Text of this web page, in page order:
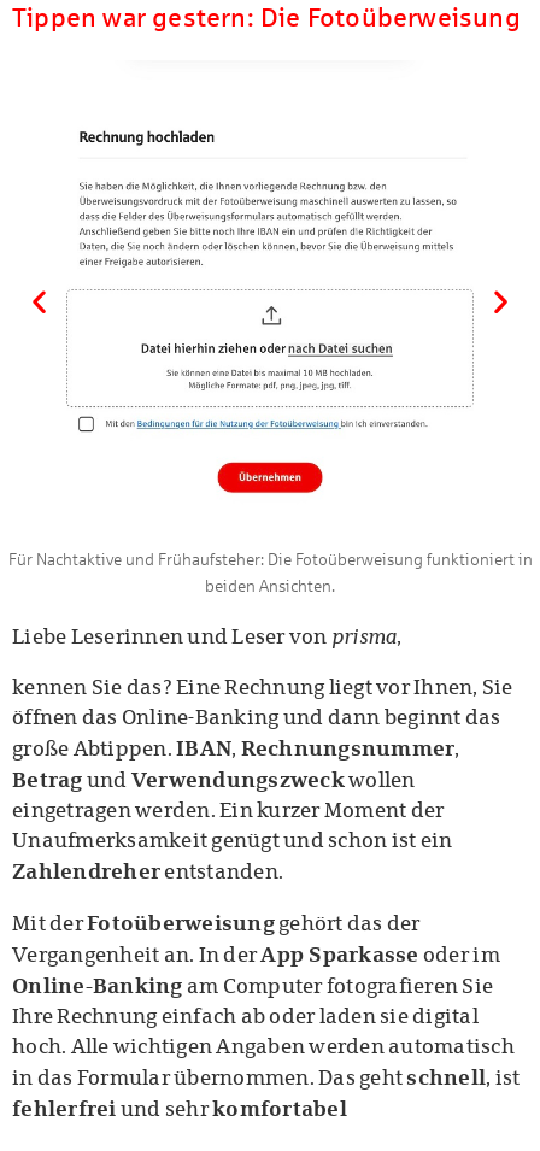
Tippen war gestern: Die Fotoüberweisung
Für Nachtaktive und Frühaufsteher: Die Fotoüberweisung funktioniert in
beiden Ansichten.
Liebe Leserinnen und Leser von prisma,
kennen Sie das? Eine Rechnung liegt vor Ihnen, Sie
öffnen das Online-Banking und dann beginnt das
große Abtippen.IBAN, Rechnungsnummer,
Betrag und Verwendungszweckwollen
eingetragen werden. Ein kurzer Moment der
Unaufmerksamkeit genügt und schon ist ein
Zahlendreherentstanden.
Mit derFotoüberweisunggehört das der
Vergangenheit an. In derApp Sparkasse oder im
Online-Banking am Computer fotografieren Sie
Ihre Rechnung einfach ab oder laden sie digital
hoch. Alle wichtigen Angaben werden automatisch
in das Formular übernommen. Das geht schnell, ist
fehlerfrei und sehrkomfortabel